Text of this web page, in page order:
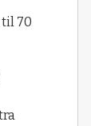
70